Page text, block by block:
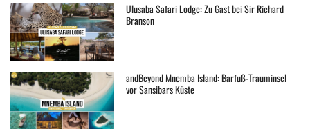
Ulusaba Safari Lodge: Zu Gast bei Sir Richard
Branson
andBeyond Mnemba Island: Barfuß-Trauminsel
vor Sansibars Küste